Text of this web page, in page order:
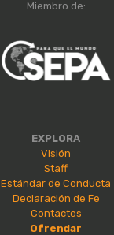
Miembro de:
EXPLORA
Visión
Staff
Estándar de Conducta
Declaración de Fe
Contactos
Ofrendar